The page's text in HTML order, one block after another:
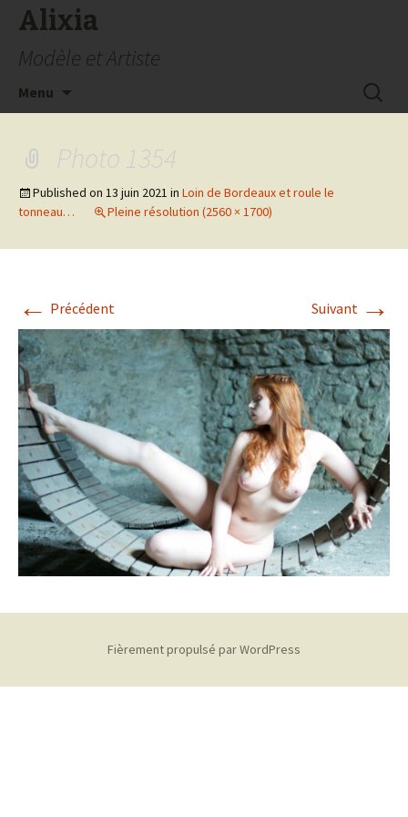
Alixia
Modèle et Artiste
Menu
Photo 1354
Published on 13 juin 2021 in Loin de Bordeaux et roule le
tonneau…
Pleine résolution (2560 × 1700)
← Précédent Suivant →
Fièrement propulsé par WordPress